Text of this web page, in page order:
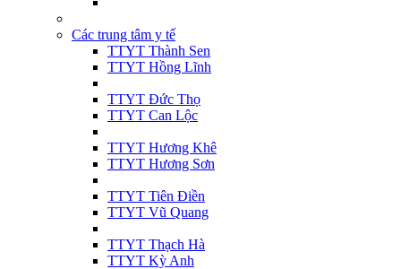
Các trung tâm y tế
TTYT Thành Sen
TTYT Hồng Lĩnh
TTYT Đức Thọ
TTYT Can Lộc
TTYT Hương Khê
TTYT Hương Sơn
TTYT Tiên Điền
TTYT Vũ Quang
TTYT Thạch Hà
TTYT Kỳ Anh